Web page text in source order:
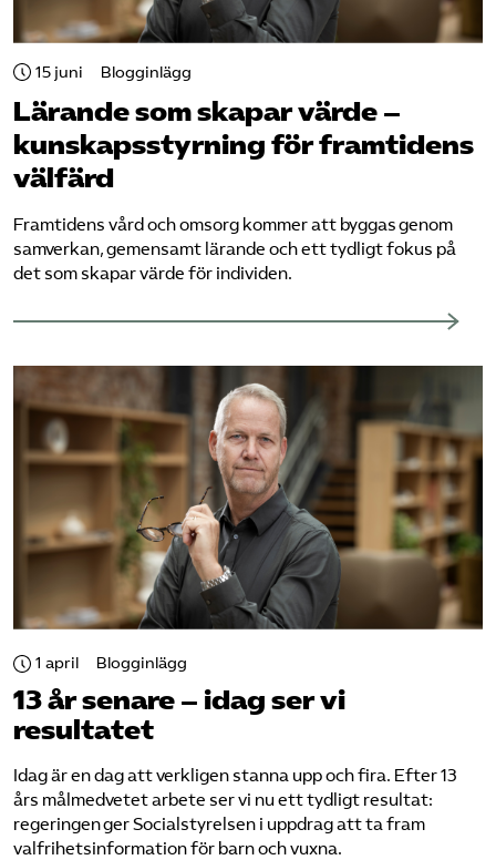
Pressrum
Mina sidor
Privat Vårdfakta
Bli medlem
Sök på vardforetagarna.se
Press
15 juni Blogginlägg
Lärande som skapar värde –
kunskapsstyrning för framtidens
välfärd
Framtidens vård och omsorg kommer att byggas genom
samverkan, gemensamt lärande och ett tydligt fokus på
det som skapar värde för individen.
1 april Blogginlägg
13 år senare – idag ser vi
resultatet
Idag är en dag att verkligen stanna upp och fira. Efter 13
års målmedvetet arbete ser vi nu ett tydligt resultat:
regeringen ger Socialstyrelsen i uppdrag att ta fram
valfrihetsinformation för barn och vuxna.